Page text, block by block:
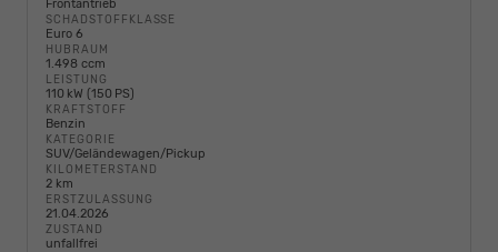
Frontantrieb
SCHADSTOFFKLASSE
Euro 6
HUBRAUM
1.498 ccm
LEISTUNG
110 kW (150 PS)
KRAFTSTOFF
Benzin
KATEGORIE
SUV/Geländewagen/Pickup
KILOMETERSTAND
2 km
ERSTZULASSUNG
21.04.2026
ZUSTAND
unfallfrei